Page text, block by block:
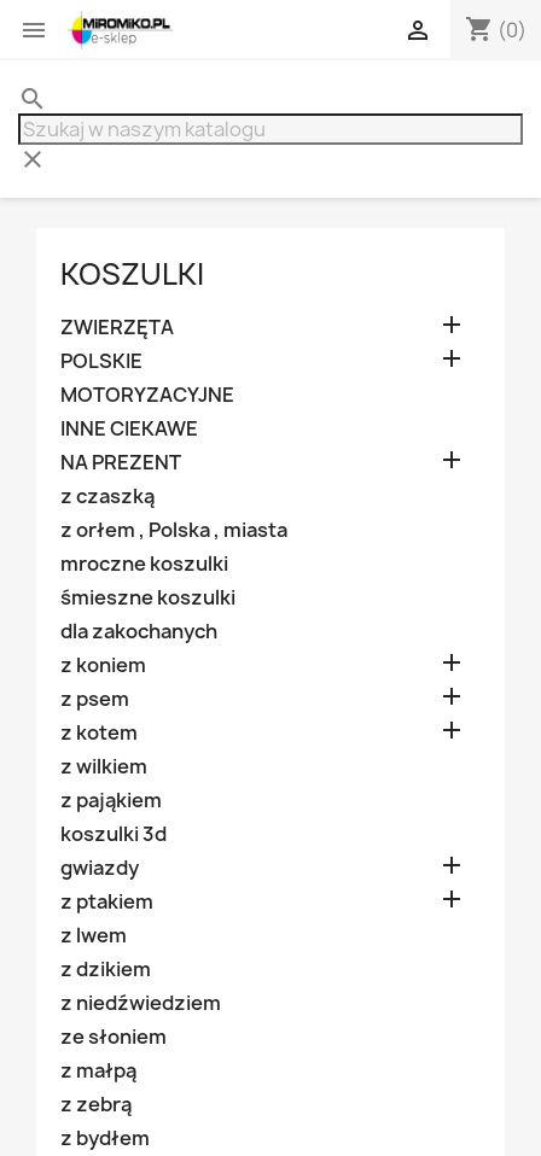
 shopping_cart (0)

search
clear
KOSZULKI
ZWIERZĘTA 
POLSKIE 
MOTORYZACYJNE
INNE CIEKAWE
NA PREZENT

z czaszką
z orłem , Polska , miasta
mroczne koszulki
śmieszne koszulki
dla zakochanych
z koniem

z psem 
z kotem 
z wilkiem
z pająkiem
koszulki 3d
gwiazdy

z ptakiem 
z lwem
z dzikiem
z niedźwiedziem
ze słoniem
z małpą
z zebrą
z bydłem